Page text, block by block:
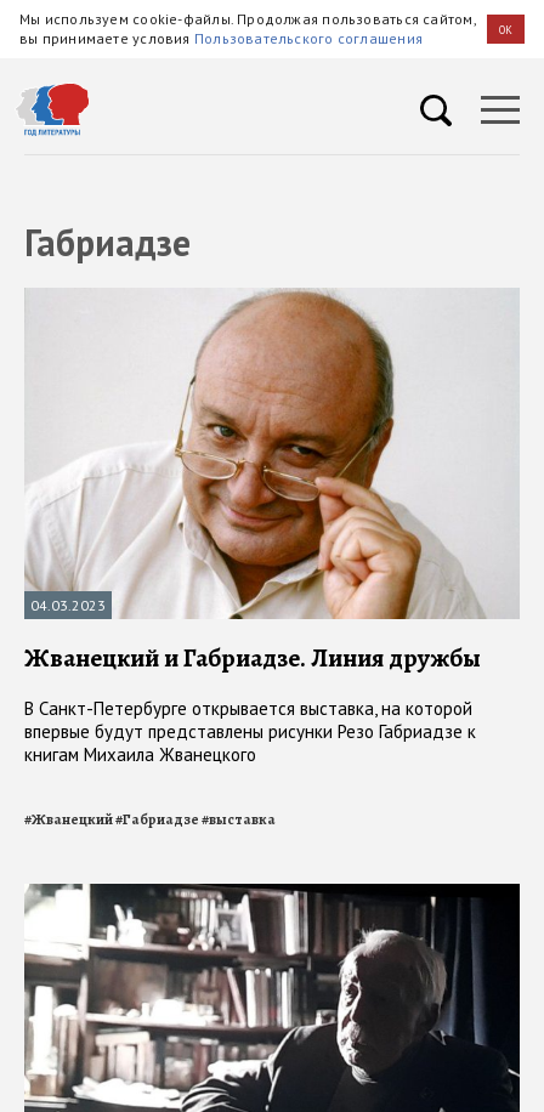
Мы используем cookie-файлы. Продолжая пользоваться сайтом,
вы принимаете условия Пользовательского соглашения OK
Габриадзе
04.03.2023
Жванецкий и Габриадзе. Линия дружбы
В Санкт-Петербурге открывается выставка, на которой
впервые будут представлены рисунки Резо Габриадзе к
книгам Михаила Жванецкого
#Жванецкий#Габриадзе#выставка